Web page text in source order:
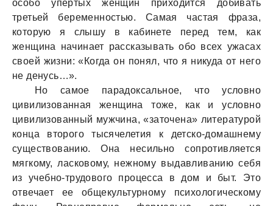
особо упертых женщин приходится добивать
третьей беременностью. Самая частая фраза,
которую я слышу в кабинете перед тем, как
женщина начинает рассказывать обо всех ужасах
своей жизни: «Когда он понял, что я никуда от него
не денусь…».
Но самое парадоксальное, что условно
цивилизованная женщина тоже, как и условно
цивилизованный мужчина, «заточена» литературой
конца второго тысячелетия к детско-домашнему
существованию. Она несильно сопротивляется
мягкому, ласковому, нежному выдавливанию себя
из учебно-трудового процесса в дом и быт. Это
отвечает ее общекультурному психологическому